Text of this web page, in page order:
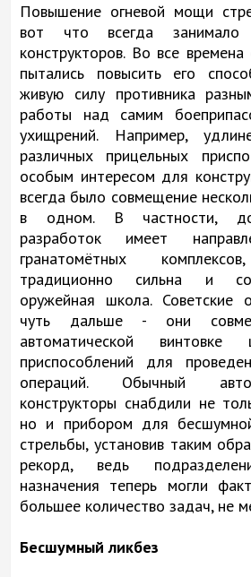
Повышение огневой мощи
вот что всегда
конструкторов. Во все
пытались повысить его
живую силу противника
работы над самим
ухищрений. Например,
различных прицельных
особым интересом для
всегда было совмещение
в одном. В частности,
разработок имеет
гранатомётных
традиционно сильна и
оружейная школа. Советские
чуть дальше - они
автоматической винтовке
приспособлений для
операций. Обычный
конструкторы снабдили не
но и прибором для
стрельбы, установив таким
рекорд, ведь
назначения теперь могли
большее количество задач, не
Бесшумный ликбез